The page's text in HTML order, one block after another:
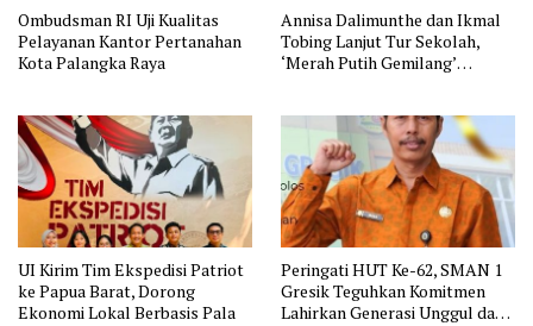
Ombudsman RI Uji Kualitas
Pelayanan Kantor Pertanahan
Kota Palangka Raya
Annisa Dalimunthe dan Ikmal
Tobing Lanjut Tur Sekolah,
‘Merah Putih Gemilang’
UI Kirim Tim Ekspedisi Patriot
ke Papua Barat, Dorong
Ekonomi Lokal Berbasis Pala
Peringati HUT Ke-62, SMAN 1
Gresik Teguhkan Komitmen
Lahirkan Generasi Unggul dan